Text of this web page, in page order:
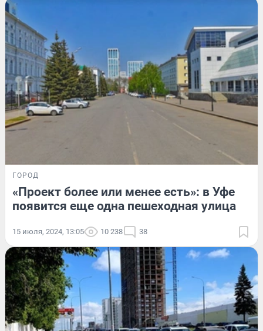
ГОРОД
«Проект более или менее есть»: в Уфе
появится еще одна пешеходная улица
15 июля, 2024, 13:05 10 238 38